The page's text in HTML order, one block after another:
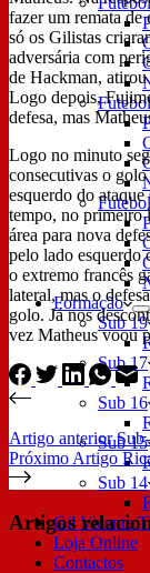
Formação
Sub 19
Sub 17
Sub 16
Sub 15
Sub 14
Gil Vicente
Loja Online
Contactos
fazer um remata de
só os Gilistas
adversária com
de Hackman, atirou
Logo depois,
defesa, mas
Logo no minuto
consecutivas o
esquerdo do
tempo, no primeiro
área para nova
pelo lado esquerdo
o extremo francês
lateral, mas o
golo. Já nos
vez Matheus voou
Artigo anterior
Próximo Artigo
Artigos